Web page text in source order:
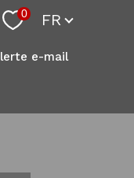
0 FR
alerte e-mail